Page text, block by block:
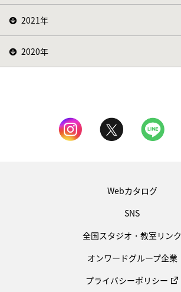
2021年
2020年
Webカタログ
SNS
全国スタジオ・教室リンク
オンワードグループ企業
プライバシーポリシー